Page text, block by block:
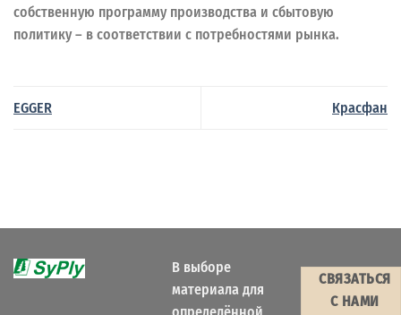
собственную программу производства и сбытовую
политику – в соответствии с потребностями рынка.
EGGER Красфан
В выборе
материала для
СВЯЗАТЬСЯ
С НАМИ